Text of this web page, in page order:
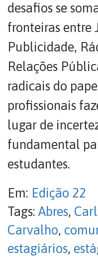
desafios se
fronteiras entre
Publicidade,
Relações
radicais do
profissionais
lugar de
fundamental
estudantes.
Em: Edição 22
Tags: Abres,
Carvalho,
estagiários,